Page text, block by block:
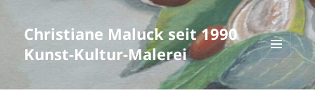
Christiane Maluck seit 1990
Kunst-Kultur-Malerei
MENÜ
UND
WIDGETS